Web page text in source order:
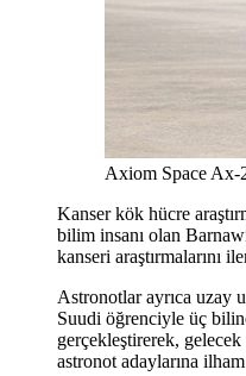
Axiom Space Ax-
Kanser kök hücre
bilim insanı olan
kanseri araştırmalarını
Astronotlar ayrıca uzay
Suudi öğrenciyle üç
gerçekleştirerek,
astronot adaylarına